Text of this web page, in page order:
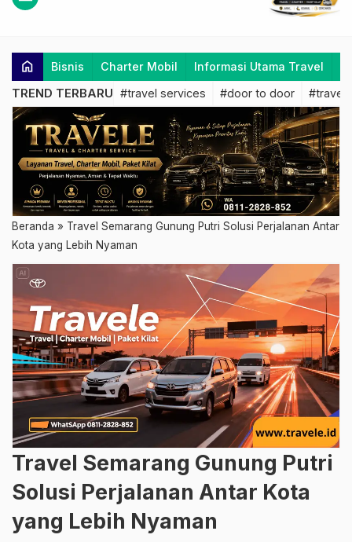
home Bisnis Charter Mobil Informasi Utama Travel
TREND TERBARU #travel services #door to door #travel
Beranda » Travel Semarang Gunung Putri Solusi Perjalanan Antar
Kota yang Lebih Nyaman
Travel Semarang Gunung Putri
Solusi Perjalanan Antar Kota
yang Lebih Nyaman